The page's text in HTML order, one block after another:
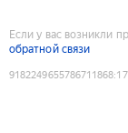
Если у вас возникли
обратной связи
9182249655786711868: